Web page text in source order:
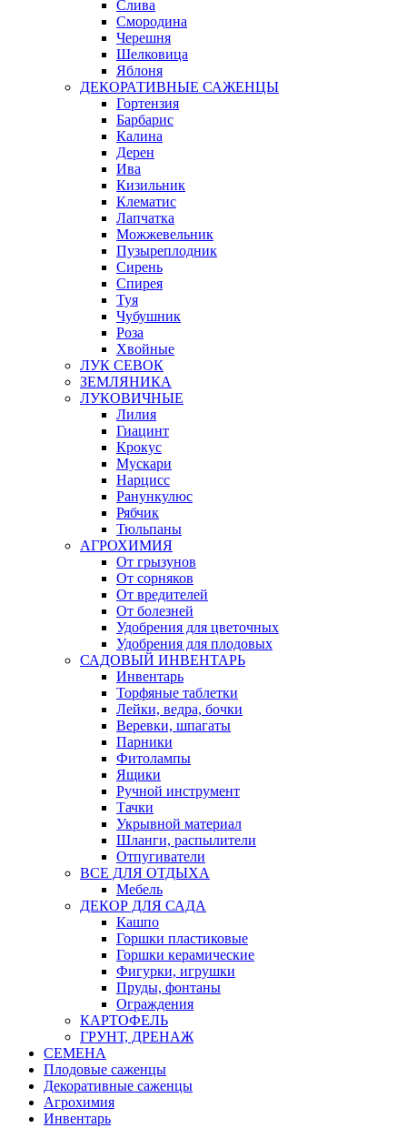
Слива
Смородина
Черешня
Шелковица
Яблоня
ДЕКОРАТИВНЫЕ САЖЕНЦЫ
Гортензия
Барбарис
Калина
Дерен
Ива
Кизильник
Клематис
Лапчатка
Можжевельник
Пузыреплодник
Сирень
Спирея
Туя
Чубушник
Роза
Хвойные
ЛУК СЕВОК
ЗЕМЛЯНИКА
ЛУКОВИЧНЫЕ
Лилия
Гиацинт
Крокус
Мускари
Нарцисс
Ранункулюс
Рябчик
Тюльпаны
АГРОХИМИЯ
От грызунов
От сорняков
От вредителей
От болезней
Удобрения для цветочных
Удобрения для плодовых
САДОВЫЙ ИНВЕНТАРЬ
Инвентарь
Торфяные таблетки
Лейки, ведра, бочки
Веревки, шпагаты
Парники
Фитолампы
Ящики
Ручной инструмент
Тачки
Укрывной материал
Шланги, распылители
Отпугиватели
ВСЕ ДЛЯ ОТДЫХА
Мебель
ДЕКОР ДЛЯ САДА
Кашпо
Горшки пластиковые
Горшки керамические
Фигурки, игрушки
Пруды, фонтаны
Ограждения
КАРТОФЕЛЬ
ГРУНТ, ДРЕНАЖ
СЕМЕНА
Плодовые саженцы
Декоративные саженцы
Агрохимия
Инвентарь